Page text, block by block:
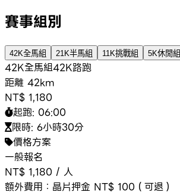
賽事組別
42K全馬組 21K半馬組 11K挑戰組 5K休閒組
42K全馬組42K路跑
距離 42km
NT$ 1,180
起跑: 06:00
限時: 6小時30分
價格方案
一般報名
NT$ 1,180 / 人
額外費用： 晶片押金 NT$ 100（可退）